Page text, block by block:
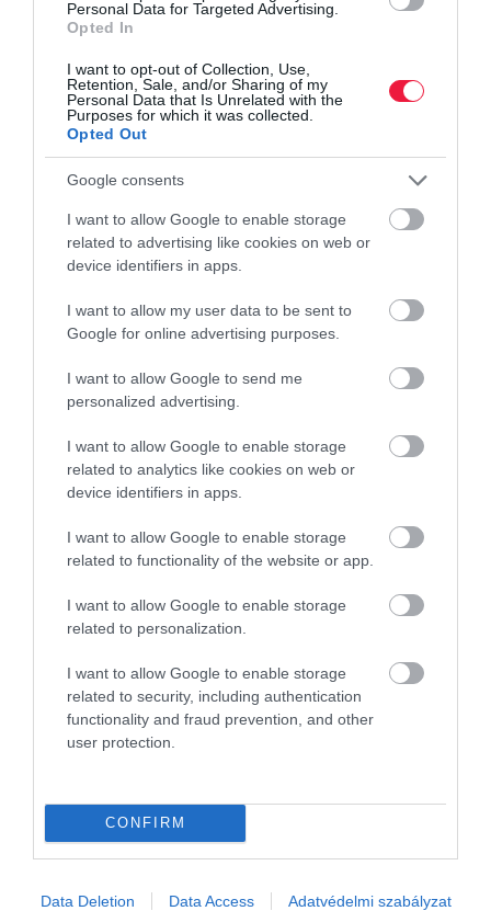
Personal Data for Targeted Advertising.
Opted In
I want to opt-out of Collection, Use,
Retention, Sale, and/or Sharing of my
Personal Data that Is Unrelated with the
Purposes for which it was collected.
Opted Out
Google consents
I want to allow Google to enable storage
related to advertising like cookies on web or
device identifiers in apps.
I want to allow my user data to be sent to
Google for online advertising purposes.
I want to allow Google to send me
personalized advertising.
I want to allow Google to enable storage
related to analytics like cookies on web or
device identifiers in apps.
I want to allow Google to enable storage
related to functionality of the website or app.
I want to allow Google to enable storage
related to personalization.
I want to allow Google to enable storage
related to security, including authentication
functionality and fraud prevention, and other
user protection.
CONFIRM
Data Deletion Data Access Adatvédelmi szabályzat
Így szerzett Magyarország 3 milliárd eurót
értékű magyar devizakötvény-kibocsátáson. A kötvényekre
háromszoros volt a befektetői érdeklődés, csaknem 10 milliárd
euró értékű…